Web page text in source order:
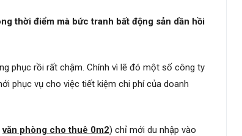
thời điểm mà bức tranh bất động sản dần hồi
phục rồi rất chậm. Chính vì lẽ đó một số công ty
phục vụ cho việc tiết kiệm chi phí của doanh
văn phòng cho thuê 0m2) chỉ mới du nhập vào